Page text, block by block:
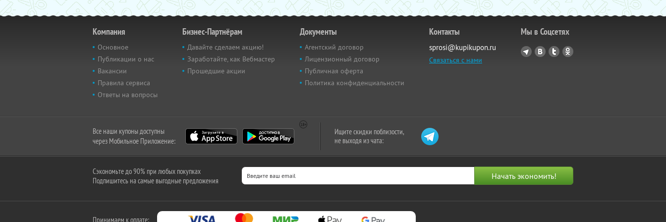
Компания
Основное
Публикации о нас
Вакансии
Правила сервиса
Ответы на вопросы
Бизнес-Партнёрам
Давайте сделаем акцию!
Заработайте, как Вебмастер
Прошедшие акции
Документы
Агентский договор
Лицензионный договор
Публичная оферта
Политика конфиденциальности
Контакты
sprosi@kupikupon.ru
Связаться с нами
Мы в Соцсетях
Все наши купоны доступны
через Мобильное Приложение:
Ищите скидки поблизости,
не выходя из чата:
Сэкономьте до 90% при любых покупках
Подпишитесь на самые выгодные предложения
Принимаем к оплате: